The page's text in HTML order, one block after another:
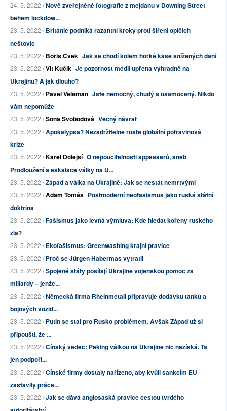
24. 5. 2022 /Nově zveřejněné fotografie z mejdanu v Downing Street
během lockdow...
23. 5. 2022 /Británie podniká razantní kroky proti šíření opičích
neštovic
23. 5. 2022 /Boris Cvek Jak se chodí kolem horké kaše snížených daní
23. 5. 2022 /Vít Kučík Je pozornost médií upřena výhradně na
Ukrajinu? A jak dlouho?
23. 5. 2022 /Pavel Veleman Jste nemocný, chudý a osamocený. Nikdo
vám nepomůže
23. 5. 2022 /Soňa Svobodová Věčný návrat
23. 5. 2022 /Apokalypsa? Nezadržitelně roste globální potravinová
krize
23. 5. 2022 /Karel Dolejší O nepoučitelnosti appeaserů, aneb
Prodloužení a eskalace války na U...
23. 5. 2022 /Západ a válka na Ukrajině: Jak se nestát nemrtvými
23. 5. 2022 /Adam Tomáš Postmoderní neofašismus jako ruská státní
doktrína
23. 5. 2022 /Fašismus jako levná výmluva: Kde hledat kořeny ruského
zla?
23. 5. 2022 /Ekofašismus: Greenwashing krajní pravice
23. 5. 2022 /Proč se Jürgen Habermas vytratil
23. 5. 2022 /Spojené státy posílají Ukrajině vojenskou pomoc za
miliardy – jenže...
23. 5. 2022 /Německá firma Rheinmetall připravuje dodávku tanků a
bojových vozid...
23. 5. 2022 /Putin se stal pro Rusko problémem. Avšak Západ už si
připouští, že ...
23. 5. 2022 /Čínský vědec: Peking válkou na Ukrajině nic nezíská. Ta
jen podpoří...
23. 5. 2022 /Čínské firmy dostaly nařízeno, aby kvůli sankcím EU
zastavily práce...
23. 5. 2022 /Jak se dává anglosaská pravice cestou tvrdého